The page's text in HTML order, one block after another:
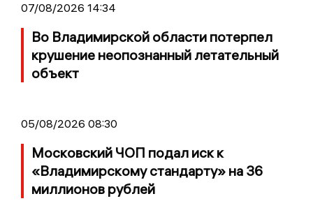
07/08/2026 14:34
Во Владимирской области потерпел
крушение неопознанный летательный
объект
05/08/2026 08:30
Московский ЧОП подал иск к
«Владимирскому стандарту» на 36
миллионов рублей